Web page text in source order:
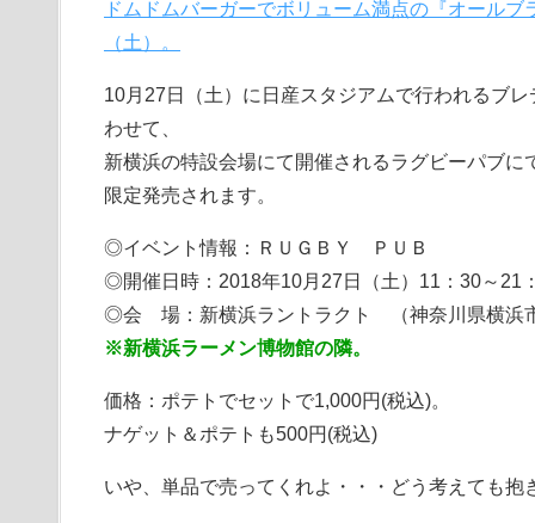
ドムドムバーガーでボリューム満点の『オール
（土）。
10月27日（土）に日産スタジアムで行われるブ
わせて、
新横浜の特設会場にて開催されるラグビーパブ
限定発売されます。
◎イベント情報：ＲＵＧＢＹ ＰＵＢ
◎開催日時：2018年10月27日（土）11：30～21
◎会 場：新横浜ラントラクト （神奈川県横浜
※新横浜ラーメン博物館の隣。
価格：ポテトでセットで1,000円(税込)。
ナゲット＆ポテトも500円(税込)
いや、単品で売ってくれよ・・・どう考えても